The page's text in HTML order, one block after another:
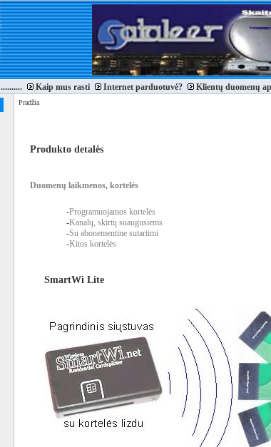
.......... Kaip mus rasti Internet parduotuvė?
Klientų duomenų
Pradžia
Produkto detalės
Duomenų laikmenos, kortelės
-Programuojamos kortelės
-Kanalų, skirtų suaugusiems
-Su abonementine sutartimi
-Kitos kortelės
SmartWi Lite